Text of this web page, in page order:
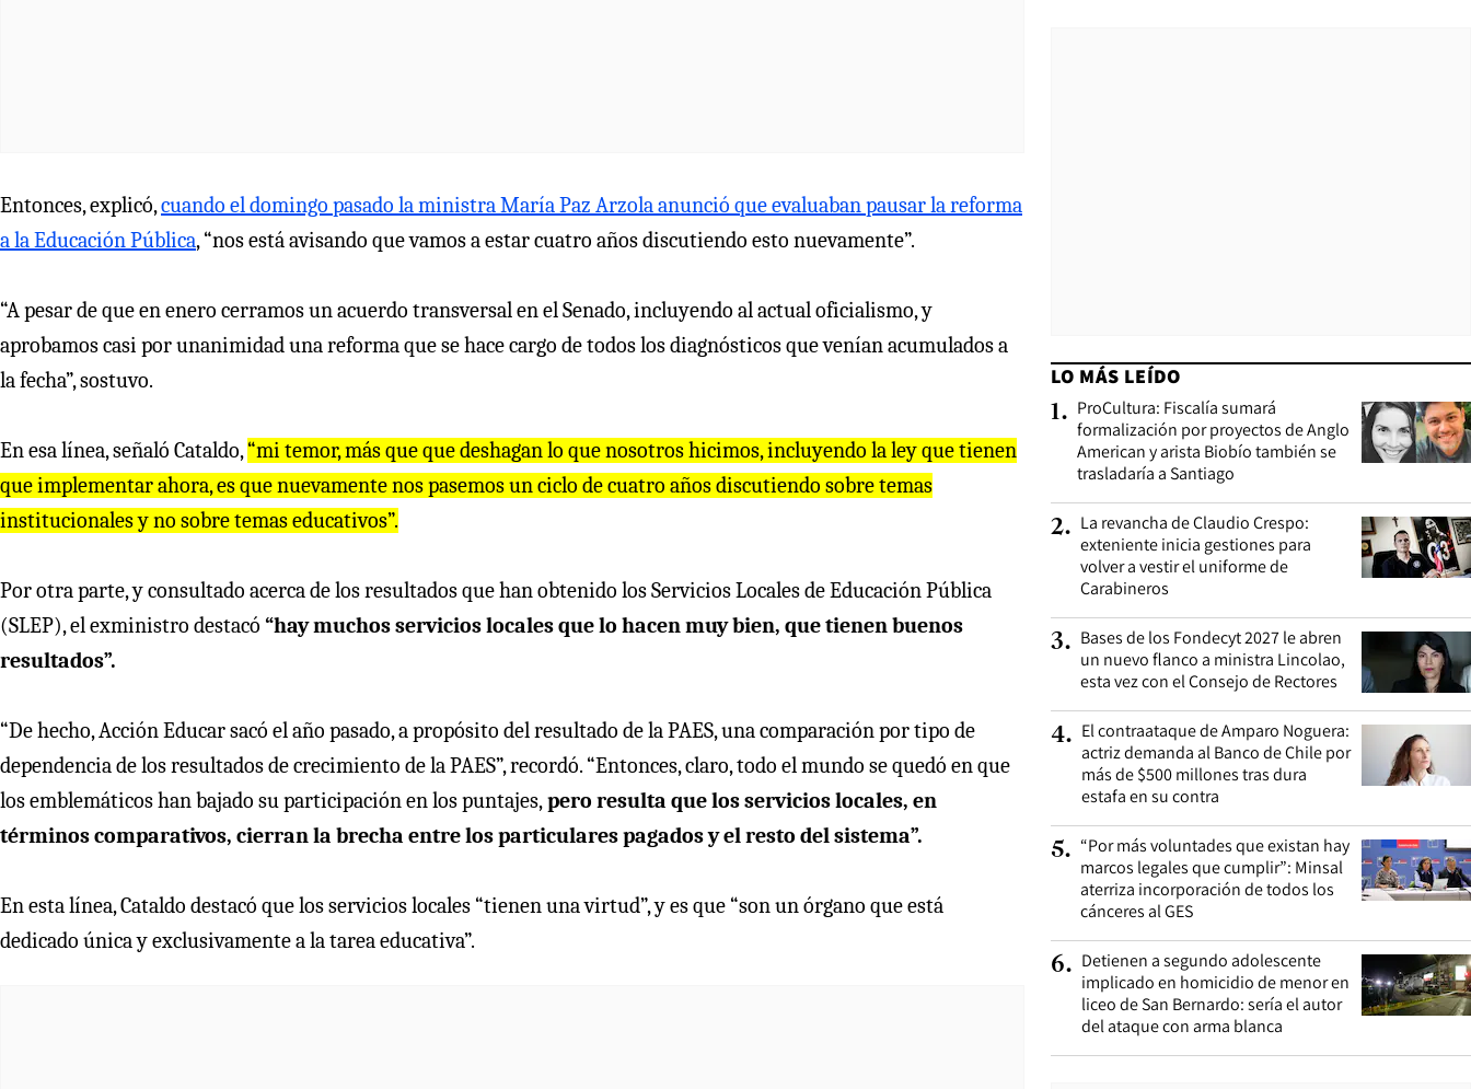
Entonces, explicó,cuando el domingo pasado la ministra María Paz Arzola anunció que evaluaban pausar la reforma
a la Educación Pública, “nos está avisando que vamos a estar cuatro años discutiendo esto nuevamente”.
“A pesar de que en enero cerramos un acuerdo transversal en el Senado, incluyendo al actual oficialismo, y
aprobamos casi por unanimidad una reforma que se hace cargo de todos los diagnósticos que venían acumulados a
la fecha”, sostuvo.
En esa línea, señaló Cataldo,“mi temor, más que que deshagan lo que nosotros hicimos, incluyendo la ley que tienen
que implementar ahora, es que nuevamente nos pasemos un ciclo de cuatro años discutiendo sobre temas
institucionales y no sobre temas educativos”.
Por otra parte, y consultado acerca de los resultados que han obtenido los Servicios Locales de Educación Pública
(SLEP), el exministro destacó “hay muchos servicios locales que lo hacen muy bien, que tienen buenos
resultados”.
“De hecho, Acción Educar sacó el año pasado, a propósito del resultado de la PAES, una comparación por tipo de
dependencia de los resultados de crecimiento de la PAES”, recordó. “Entonces, claro, todo el mundo se quedó en que
los emblemáticos han bajado su participación en los puntajes,pero resulta que los servicios locales, en
términos comparativos, cierran la brecha entre los particulares pagados y el resto del sistema”.
En esta línea, Cataldo destacó que los servicios locales “tienen una virtud”, y es que “son un órgano que está
dedicado única y exclusivamente a la tarea educativa”.
LO MÁS LEÍDO
1. ProCultura: Fiscalía sumará
formalización por proyectos de Anglo
American y arista Biobío también se
trasladaría a Santiago
2. La revancha de Claudio Crespo:
exteniente inicia gestiones para
volver a vestir el uniforme de
Carabineros
3. Bases de los Fondecyt 2027 le abren
un nuevo flanco a ministra Lincolao,
esta vez con el Consejo de Rectores
4. El contraataque de Amparo Noguera:
actriz demanda al Banco de Chile por
más de $500 millones tras dura
estafa en su contra
5. “Por más voluntades que existan hay
marcos legales que cumplir”: Minsal
aterriza incorporación de todos los
cánceres al GES
6. Detienen a segundo adolescente
implicado en homicidio de menor en
liceo de San Bernardo: sería el autor
del ataque con arma blanca